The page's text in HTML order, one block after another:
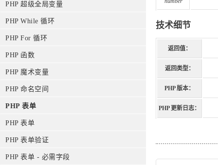
PHP 超级全局变量
PHP While 循环
PHP For 循环
PHP 函数
PHP 魔术变量
PHP 命名空间
PHP 表单
PHP 表单
PHP 表单验证
PHP 表单 - 必需字段
技术细节
返回值：
返回类型：
PHP 版本：
PHP 更新日志：